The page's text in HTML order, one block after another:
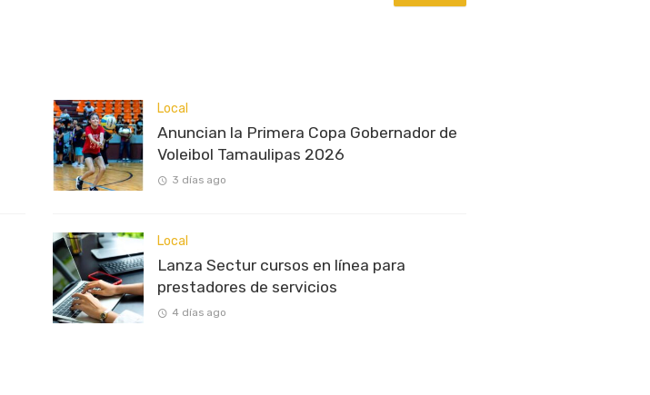
Local
Anuncian la Primera Copa Gobernador de
Voleibol Tamaulipas 2026
3 días ago
Local
Lanza Sectur cursos en línea para
prestadores de servicios
4 días ago